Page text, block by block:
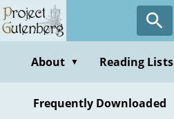
Skip
to
contentAbout ▼ Reading Lists
Frequently Downloaded